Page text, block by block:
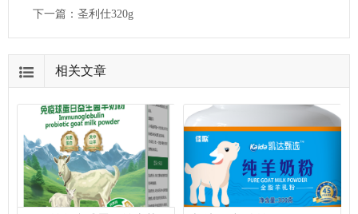
下一篇： 圣利仕320g
相关文章